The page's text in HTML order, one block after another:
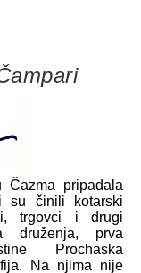
pripadala
su činili kotarski
trgovci i drugi
druženja, prva
Prochaska
Na njima nije